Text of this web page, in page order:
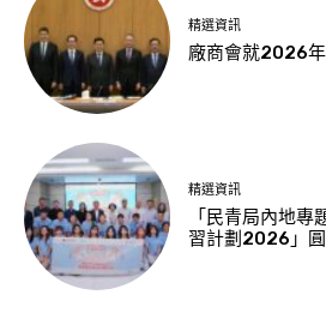
精選資訊
廠商會就2026
精選資訊
「民青局內地
習計劃2026」